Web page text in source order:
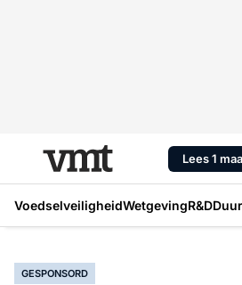
Lees 1
VoedselveiligheidWetgevingR&D
GESPONSORD